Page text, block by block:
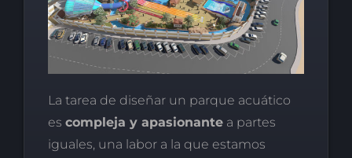
La tarea de diseñar un parque acuático
es compleja y apasionantea partes
iguales, una labor a la que estamos